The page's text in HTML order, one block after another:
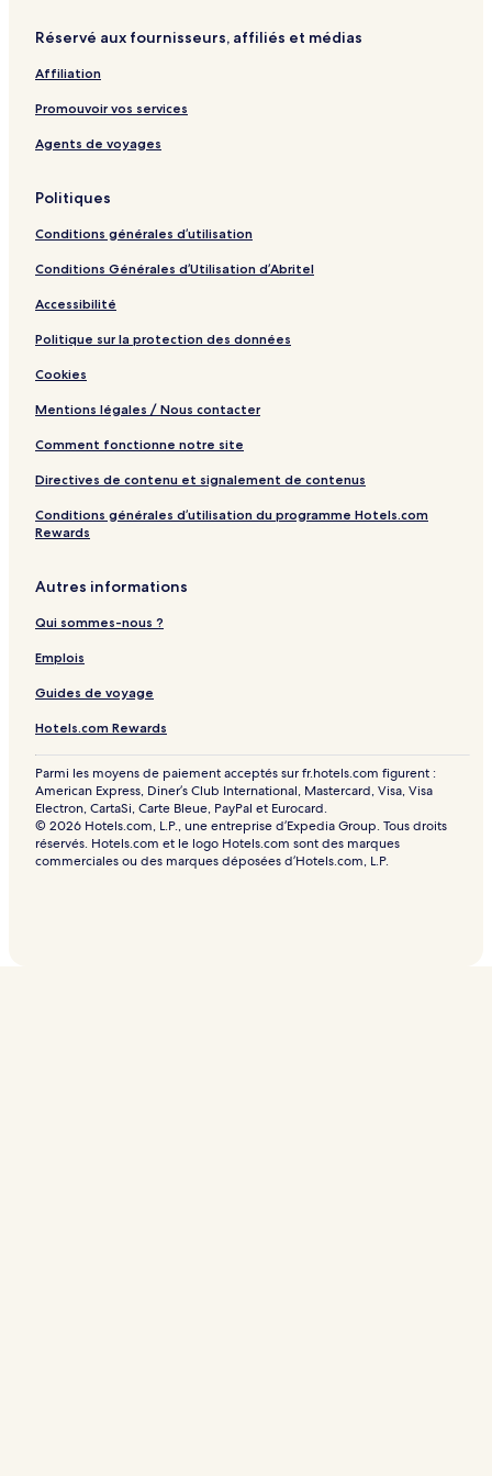
B
n
h
Réservé aux fournisseurs, affiliés et médias
Affiliation
Promouvoir vos services
Agents de voyages
Politiques
Conditions générales d’utilisation
Conditions Générales d’Utilisation d’Abritel
Accessibilité
Politique sur la protection des données
Cookies
Mentions légales / Nous contacter
Comment fonctionne notre site
Directives de contenu et signalement de contenus
Conditions générales d’utilisation du programme Hotels.com
Rewards
Autres informations
Qui sommes-nous ?
Emplois
Guides de voyage
Hotels.com Rewards
Parmi les moyens de paiement acceptés sur fr.hotels.com figurent :
American Express, Diner’s Club International, Mastercard, Visa, Visa
Electron, CartaSi, Carte Bleue, PayPal et Eurocard.
© 2026 Hotels.com, L.P., une entreprise d’Expedia Group. Tous droits
réservés. Hotels.com et le logo Hotels.com sont des marques
commerciales ou des marques déposées d’Hotels.com, L.P.